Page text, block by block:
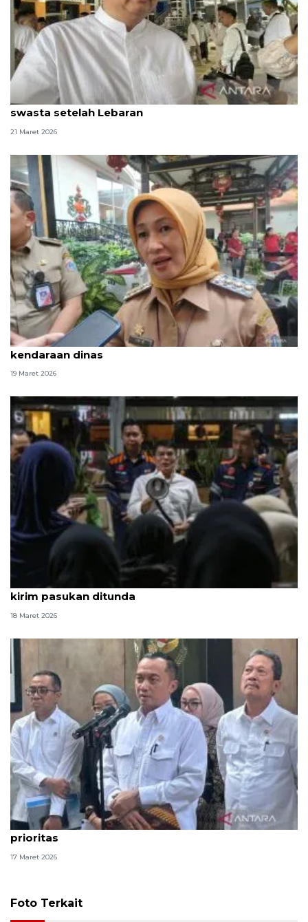
Pemerintah berlakukan WFH untuk ASN dan
swasta setelah Lebaran
21 Maret 2026
ASN Pemkot Jakbar diimbau tidak mudik pakai
kendaraan dinas
19 Maret 2026
Politik kemarin, permintaan maaf ANTARA hingga
kirim pasukan ditunda
18 Maret 2026
Mensesneg: Rekrutmen ASN masih menunggu
prioritas
17 Maret 2026
Foto Terkait